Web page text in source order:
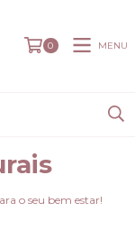
0 MENU
o seu bem estar!